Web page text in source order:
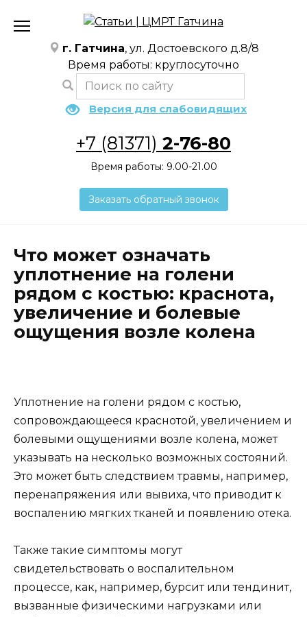
содержанию
г. Гатчина, ул. Достоевского д.8/8
Время работы: круглосуточно
Версия для слабовидящих
+7 (81371) 2-76-80
Время работы: 9.00-21.00
Заказать обратный звонок
Что может означать
уплотнение на голени
рядом с костью: краснота,
увеличение и болевые
ощущения возле колена
Уплотнение на голени рядом с костью,
сопровождающееся краснотой, увеличением и
болевыми ощущениями возле колена, может
указывать на несколько возможных состояний.
Это может быть следствием травмы, например,
перенапряжения или вывиха, что приводит к
воспалению мягких тканей и появлению отека.
Также такие симптомы могут
свидетельствовать о воспалительном
процессе, как, например, бурсит или тендинит,
вызванные физическими нагрузками или